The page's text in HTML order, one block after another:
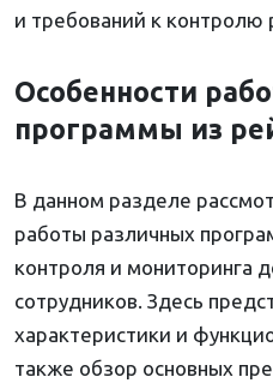
и требований к контролю
Особенности
программы из
В данном разделе
работы различных
контроля и мониторинга
сотрудников. Здесь
характеристики и
также обзор основных